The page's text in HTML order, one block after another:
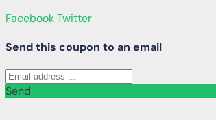
FacebookTwitter
Send this coupon to an email
Send